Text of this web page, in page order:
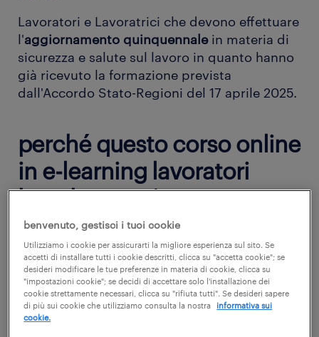
Lavoratori e Lavoratrici che devono effettuare
l'aggiornamento quinquennalein materia di
sicurezza e salute sul lavoro in quanto hanno
già ricevuto la formazione prevista
dall'Accordo Stato-Regioni del 17 aprile 2025.
perché questo corso online
in e-learning lavoratori
banche - aggiornamento -
6 ore
Aggiornamento della formazione dei
Lavoratori per la salute e la sicurezza sul
lavoro in conformità all'Accordo Stato-
Regioni del 17 aprile 2025 e all'articolo 37 del
benvenuto, gestisci i tuoi cookie
Utilizziamo i cookie per assicurarti la migliore esperienza sul sito. Se
accetti di installare tutti i cookie descritti, clicca su "accetta cookie"; se
desideri modificare le tue preferenze in materia di cookie, clicca su
"impostazioni cookie"; se decidi di accettare solo l'installazione dei
cookie strettamente necessari, clicca su "rifiuta tutti". Se desideri sapere
di più sui cookie che utilizziamo consulta la nostra
informativa sui
cookie.